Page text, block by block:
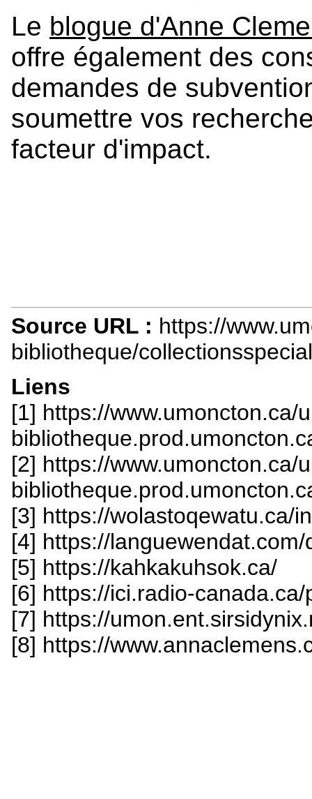
Le blogue d'Anne
offre également des
demandes de
soumettre vos
facteur d'impact.
Source URL : https://
bibliotheque/
Liens
[1] https://www.umoncton.ca/
[2] https://www.umoncton.ca/
[3] https://wolastoqewatu.ca/
[4] https://
[5] https://kahkakuhsok.ca/
[6] https://ici.radio-
[7] https://
[8] https://